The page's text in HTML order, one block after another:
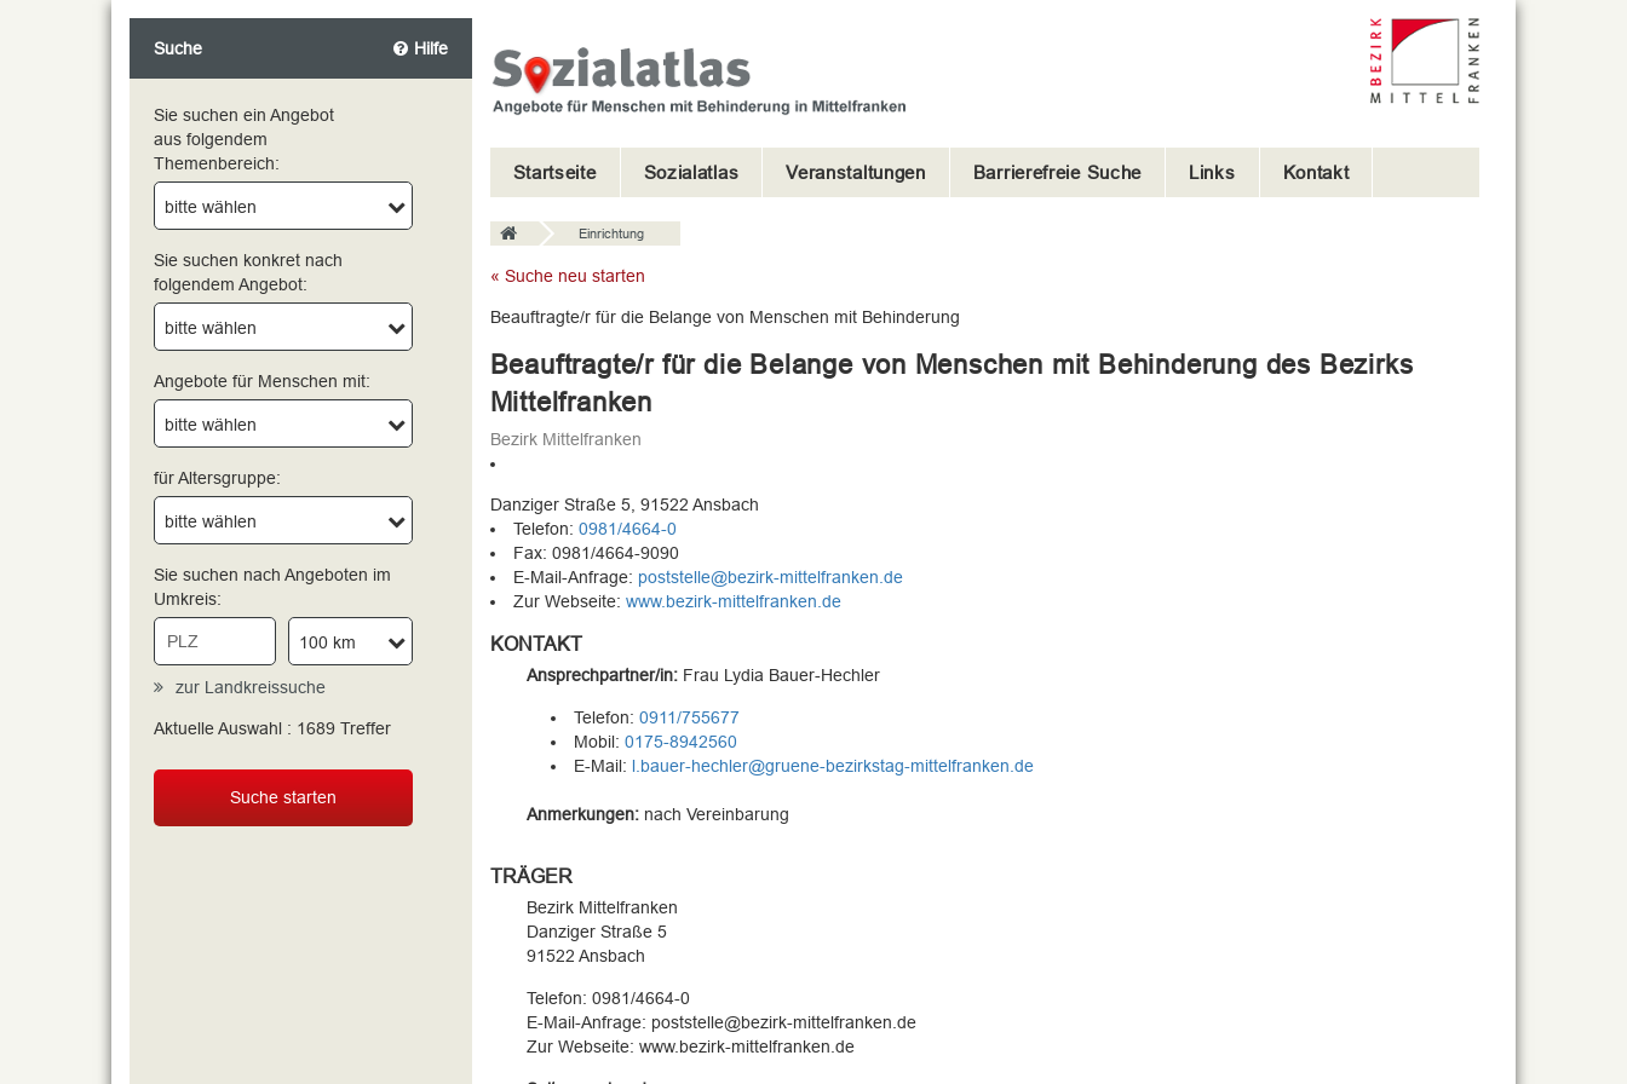
Suche Hilfe
Sie suchen ein Angebot
aus folgendem
Themenbereich:
bitte wählen
Sie suchen konkret nach
folgendem Angebot:
bitte wählen
Angebote für Menschen mit:
bitte wählen
für Altersgruppe:
bitte wählen
Sie suchen nach Angeboten im
Umkreis:
100 km
zur Landkreissuche
bitte wählen
Aktuelle Auswahl : 1689 Treffer
Suche starten
Startseite Sozialatlas Veranstaltungen Barrierefreie Suche Links Kontakt
Einrichtung
« Suche neu starten
Beauftragte/r für die Belange von Menschen mit Behinderung
Beauftragte/r für die Belange von Menschen mit Behinderung des Bezirks
Mittelfranken
Bezirk Mittelfranken
Danziger Straße 5, 91522 Ansbach
Telefon: 0981/4664-0
Fax: 0981/4664-9090
E-Mail-Anfrage: poststelle@bezirk-mittelfranken.de
Zur Webseite: www.bezirk-mittelfranken.de
KONTAKT
Ansprechpartner/in:Frau Lydia Bauer-Hechler
Telefon: 0911/755677
Mobil: 0175-8942560
E-Mail: l.bauer-hechler@gruene-bezirkstag-mittelfranken.de
Anmerkungen:nach Vereinbarung
TRÄGER
Bezirk Mittelfranken
Danziger Straße 5
91522 Ansbach
Telefon: 0981/4664-0
E-Mail-Anfrage: poststelle@bezirk-mittelfranken.de
Zur Webseite: www.bezirk-mittelfranken.de